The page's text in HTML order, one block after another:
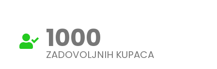
1000
ZADOVOLJNIH KUPACA